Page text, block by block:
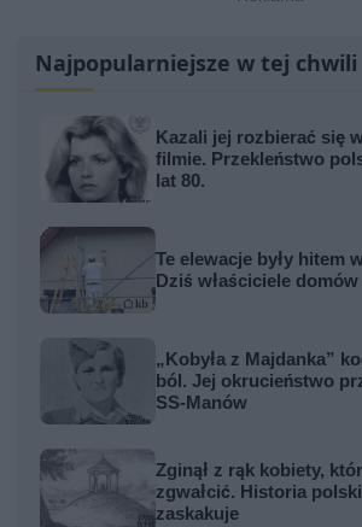
Najpopularniejsze w tej chwili
Kazali jej rozbierać się
filmie. Przekleństwo
lat 80.
Te elewacje były hitem
Dziś właściciele
„Kobyła z Majdanka”
ból. Jej okrucieństwo
SS-Manów
Zginął z rąk kobiety,
zgwałcić. Historia
zaskakuje